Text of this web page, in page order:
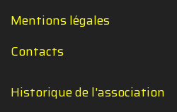
Mentions légales
Contacts
Historique de l'association